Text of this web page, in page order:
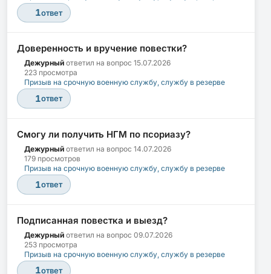
1ответ
Доверенность и вручение повестки?
Дежурный ответил на вопрос 15.07.2026
223 просмотра
Призыв на срочную военную службу, службу в резерве
1ответ
Смогу ли получить НГМ по псориазу?
Дежурный ответил на вопрос 14.07.2026
179 просмотров
Призыв на срочную военную службу, службу в резерве
1ответ
Подписанная повестка и выезд?
Дежурный ответил на вопрос 09.07.2026
253 просмотра
Призыв на срочную военную службу, службу в резерве
1ответ